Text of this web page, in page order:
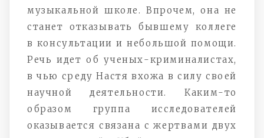
музыкальной школе. Впрочем, она не
станет отказывать бывшему коллеге
в консультации и небольшой помощи.
Речь идет об ученых-криминалистах,
в чью среду Настя вхожа в силу своей
научной деятельности. Каким-то
образом группа исследователей
оказывается связана с жертвами двух